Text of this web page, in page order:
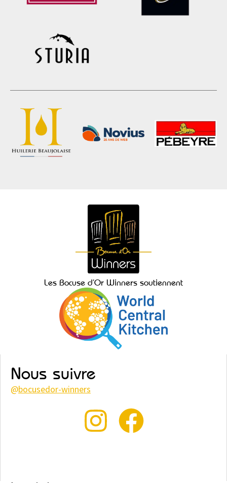
Les Bocuse d’Or Winners soutiennent
Nous suivre
@bocusedor-winners